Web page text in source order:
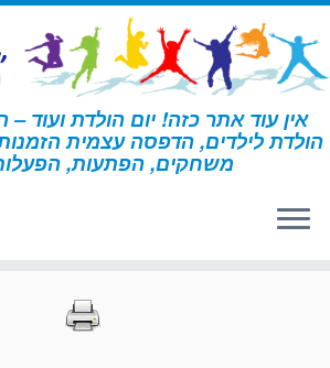
דלג
לתוכן
אין עוד אתר כזה! יום הולדת ועוד –
הולדת לילדים, הדפסה עצמית
משחקים, הפתעות, דף הבית » הדפסות – אבירים » עמוד 33
הדפסות – אבירים